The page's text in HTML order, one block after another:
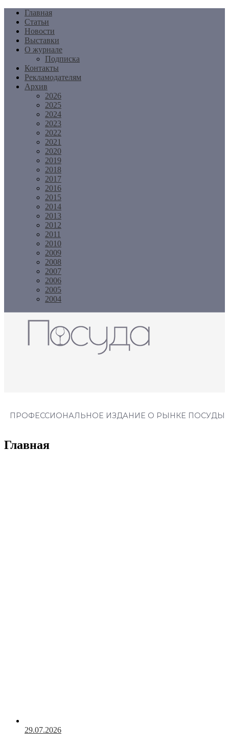
Перейти
содержимому
Главная
Статьи
Новости
Выставки
О журнале
Подписка
Контакты
Рекламодателям
Архив
2026
2025
2024
2023
2022
2021
2020
2019
2018
2017
2016
2015
2014
2013
2012
2011
2010
2009
2008
2007
2006
2005
2004
ПРОФЕССИОНАЛЬНОЕ ИЗДАНИЕ О РЫНКЕ ПОСУДЫ
Главная
29.07.2026